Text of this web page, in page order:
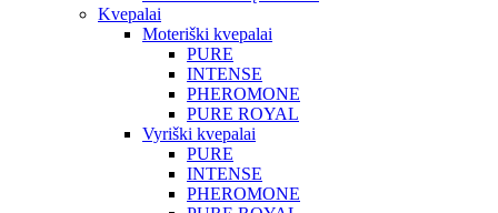
Kvepalai
Moteriški kvepalai
PURE
INTENSE
PHEROMONE
PURE ROYAL
Vyriški kvepalai
PURE
INTENSE
PHEROMONE